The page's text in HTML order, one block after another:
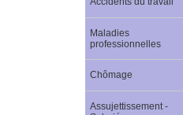
Maladies
professionnelles
Chômage
Assujettissement -